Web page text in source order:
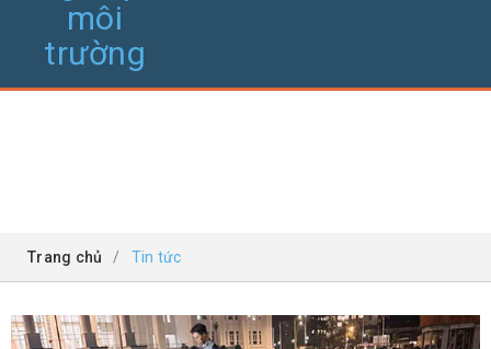
Trang chủ / Tin tức